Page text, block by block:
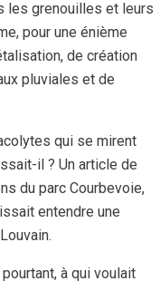
les grenouilles et leurs
pour une énième
de création
pluviales et de
qui se mirent
il ? Un article de
du parc Courbevoie,
entendre une
à qui voulait